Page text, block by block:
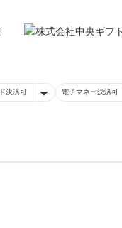
決済可 電子マネー決済可